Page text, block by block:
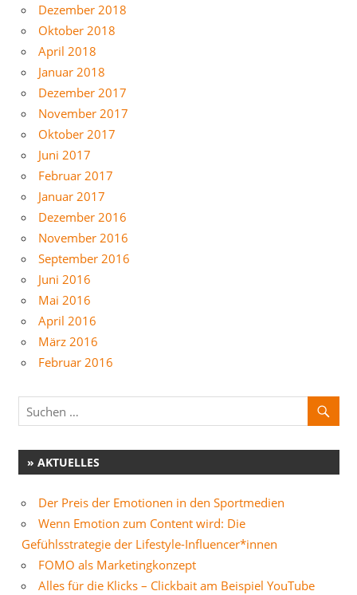
Dezember 2018
Oktober 2018
April 2018
Januar 2018
Dezember 2017
November 2017
Oktober 2017
Juni 2017
Februar 2017
Januar 2017
Dezember 2016
November 2016
September 2016
Juni 2016
Mai 2016
April 2016
März 2016
Februar 2016
» AKTUELLES
Der Preis der Emotionen in den Sportmedien
Wenn Emotion zum Content wird: Die
Gefühlsstrategie der Lifestyle-Influencer*innen
FOMO als Marketingkonzept
Alles für die Klicks – Clickbait am Beispiel YouTube